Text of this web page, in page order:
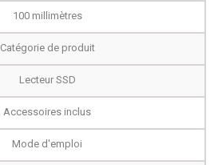
100 millimètres
Catégorie de produit
Lecteur SSD
Accessoires inclus
Mode d'emploi